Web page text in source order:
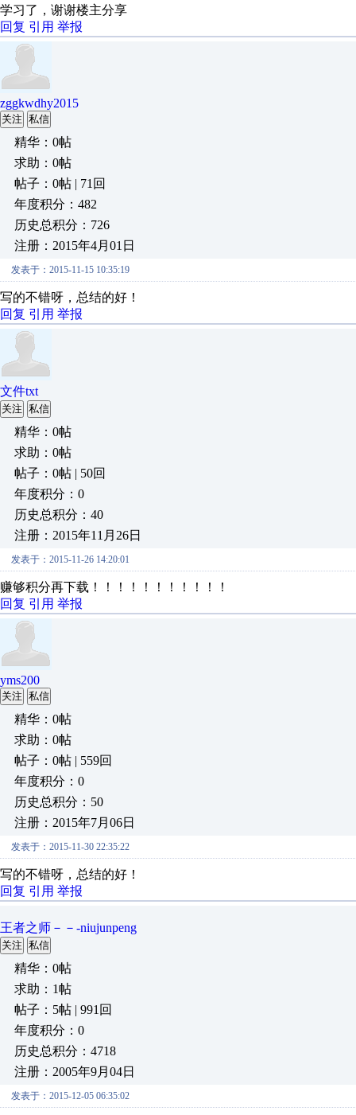
学习了，谢谢楼主分享
回复 引用 举报
zggkwdhy2015
关注 私信
精华：0帖
求助：0帖
帖子：0帖 | 71回
年度积分：482
历史总积分：726
注册：2015年4月01日
发表于：2015-11-15 10:35:19
写的不错呀，总结的好！
回复 引用 举报
文件txt
关注 私信
精华：0帖
求助：0帖
帖子：0帖 | 50回
年度积分：0
历史总积分：40
注册：2015年11月26日
发表于：2015-11-26 14:20:01
赚够积分再下载！！！！！！！！！！！
回复 引用 举报
yms200
关注 私信
精华：0帖
求助：0帖
帖子：0帖 | 559回
年度积分：0
历史总积分：50
注册：2015年7月06日
发表于：2015-11-30 22:35:22
写的不错呀，总结的好！
回复 引用 举报
王者之师－－-niujunpeng
关注 私信
精华：0帖
求助：1帖
帖子：5帖 | 991回
年度积分：0
历史总积分：4718
注册：2005年9月04日
发表于：2015-12-05 06:35:02